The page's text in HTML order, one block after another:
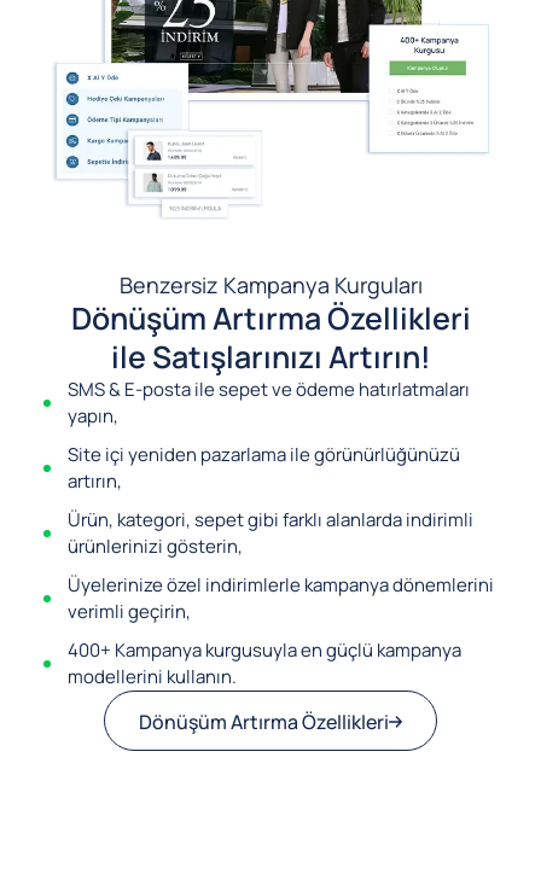
Benzersiz Kampanya Kurguları
Dönüşüm Artırma Özellikleri
ile Satışlarınızı Artırın!
SMS & E-posta ile sepet ve ödeme hatırlatmaları
yapın,
Site içi yeniden pazarlama ile görünürlüğünüzü
artırın,
Ürün, kategori, sepet gibi farklı alanlarda indirimli
ürünlerinizi gösterin,
Üyelerinize özel indirimlerle kampanya dönemlerini
verimli geçirin,
400+ Kampanya kurgusuyla en güçlü kampanya
modellerini kullanın.
Dönüşüm Artırma Özellikleri